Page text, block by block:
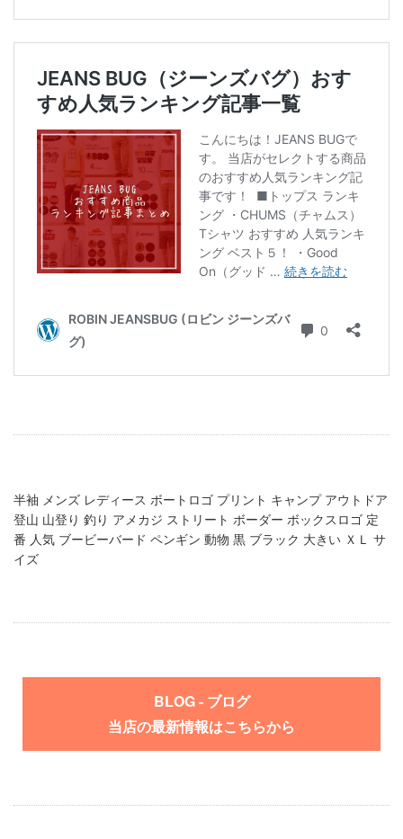
半袖 メンズ レディース ボートロゴ プリント キャンプ アウトドア
登山 山登り 釣り アメカジ ストリート ボーダー ボックスロゴ 定
番 人気 ブービーバード ペンギン 動物 黒 ブラック 大きい ＸＬ サ
イズ
BLOG - ブログ
当店の最新情報はこちらから